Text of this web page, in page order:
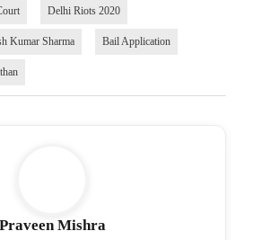
Delhi Riots 2020
Kumar Sharma Bail Application
Praveen Mishra